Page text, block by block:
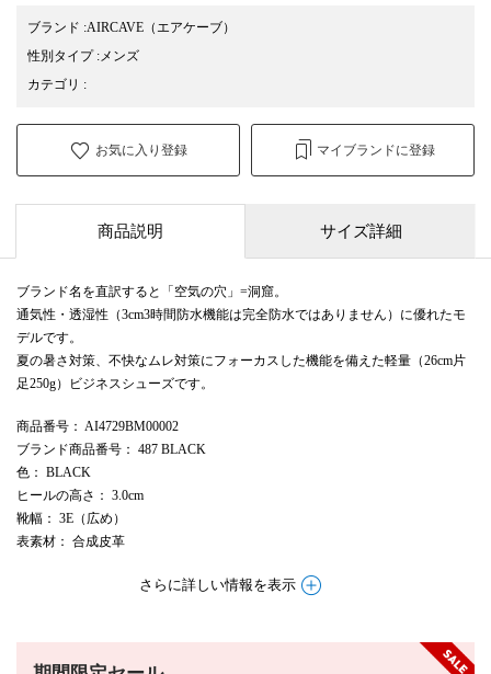
ブランド :AIRCAVE （エアケーブ）
性別タイプ: メンズ
カテゴリ :
お気に入り登録 マイブランドに登録
商品説明 サイズ詳細
ブランド名を直訳すると「空気の穴」=洞窟。
通気性・透湿性（3cm3時間防水機能は完全防水ではありません）に優れたモ
デルです。
夏の暑さ対策、不快なムレ対策にフォーカスした機能を備えた軽量（26cm片
足250g）ビジネスシューズです。
商品番号 ： AI4729BM00002
ブランド商品番号 ： 487 BLACK
色 ： BLACK
ヒールの高さ ： 3.0cm
靴幅 ： 3E（広め）
表素材 ： 合成皮革
さらに詳しい情報を表示